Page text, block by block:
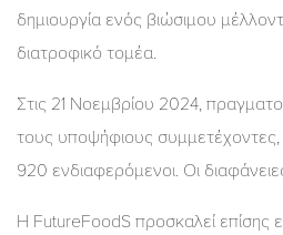
δημιουργία ενός βιώσιμου
διατροφικό τομέα.
Στις 21 Νοεμβρίου 2024,
τους υποψήφιους συμμετέχοντες,
920 ενδιαφερόμενοι. Οι
Η FutureFoodS προσκαλεί επίσης